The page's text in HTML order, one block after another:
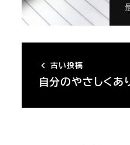
古い投稿
自分のやさしくあ